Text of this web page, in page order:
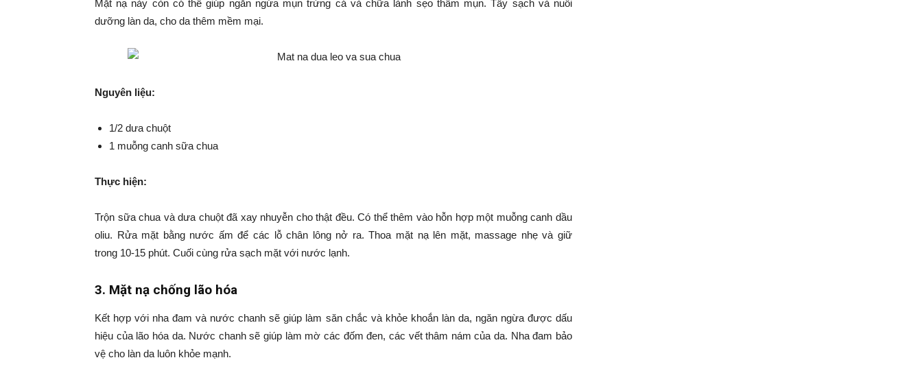
Mặt nạ này còn có thể giúp ngăn ngừa mụn trứng cá và chữa lành sẹo thâm mụn. Tẩy sạch và nuôi
dưỡng làn da, cho da thêm mềm mại.
Nguyên liệu:
1/2 dưa chuột
1 muỗng canh sữa chua
Thực hiện:
Trộn sữa chua và dưa chuột đã xay nhuyễn cho thật đều. Có thể thêm vào hỗn hợp một muỗng canh dầu
oliu. Rửa mặt bằng nước ấm để các lỗ chân lông nở ra. Thoa mặt nạ lên mặt, massage nhẹ và giữ
trong 10-15 phút. Cuối cùng rửa sạch mặt với nước lạnh.
3. Mặt nạ chống lão hóa
Kết hợp với nha đam và nước chanh sẽ giúp làm săn chắc và khỏe khoắn làn da, ngăn ngừa được dấu
hiệu của lão hóa da. Nước chanh sẽ giúp làm mờ các đốm đen, các vết thâm nám của da. Nha đam bảo
vệ cho làn da luôn khỏe mạnh.